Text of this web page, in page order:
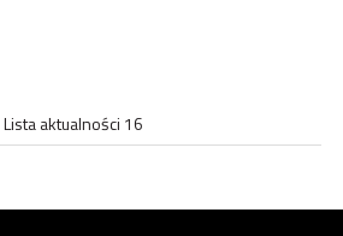
Lista aktualności 16